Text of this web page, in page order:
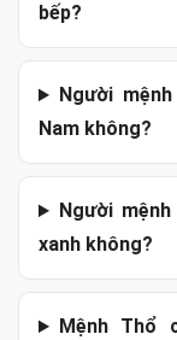
bếp?
Người
Nam không?
Người
xanh không?
Mệnh Thổ